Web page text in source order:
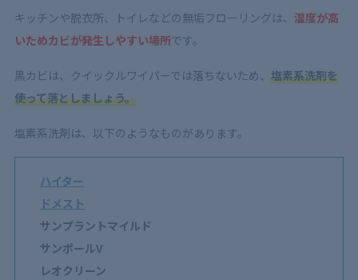
キッチンや脱衣所、トイレなどの無垢フローリングは、 湿度が高
いためカビが発生しやすい場所です。
黒カビは、クイックルワイパーでは落ちないため、 塩素系洗剤を
使って落としましょう。
塩素系洗剤は、以下のようなものがあります。
ハイター
ドメスト
サンプラントマイルド
サンポールV
レオクリーン